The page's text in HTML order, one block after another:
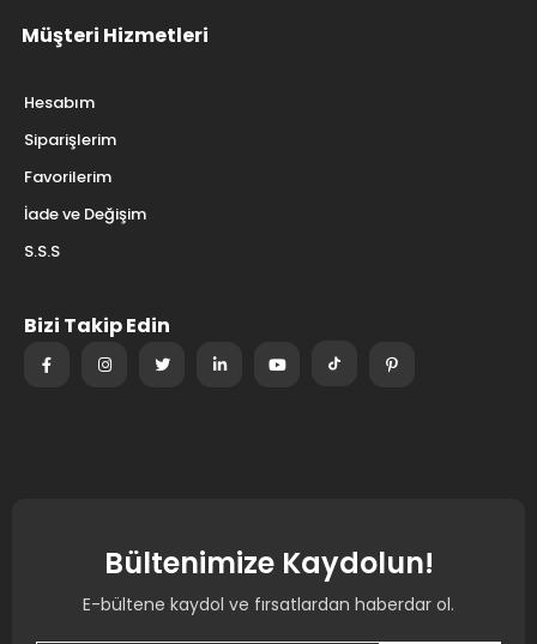
Müşteri Hizmetleri
Hesabım
Siparişlerim
Favorilerim
İade ve Değişim
S.S.S
Bizi Takip Edin
Bültenimize Kaydolun!
E-bültene kaydol ve fırsatlardan haberdar ol.